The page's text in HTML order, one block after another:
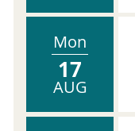
Mon
17
AUG